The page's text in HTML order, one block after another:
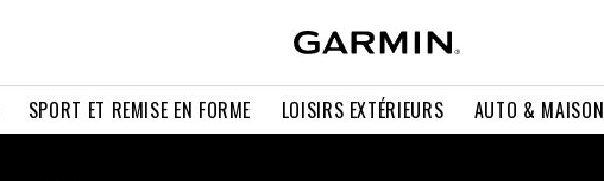
SPORT ET REMISE EN FORME LOISIRS EXTÉRIEURS AUTO & MAISON